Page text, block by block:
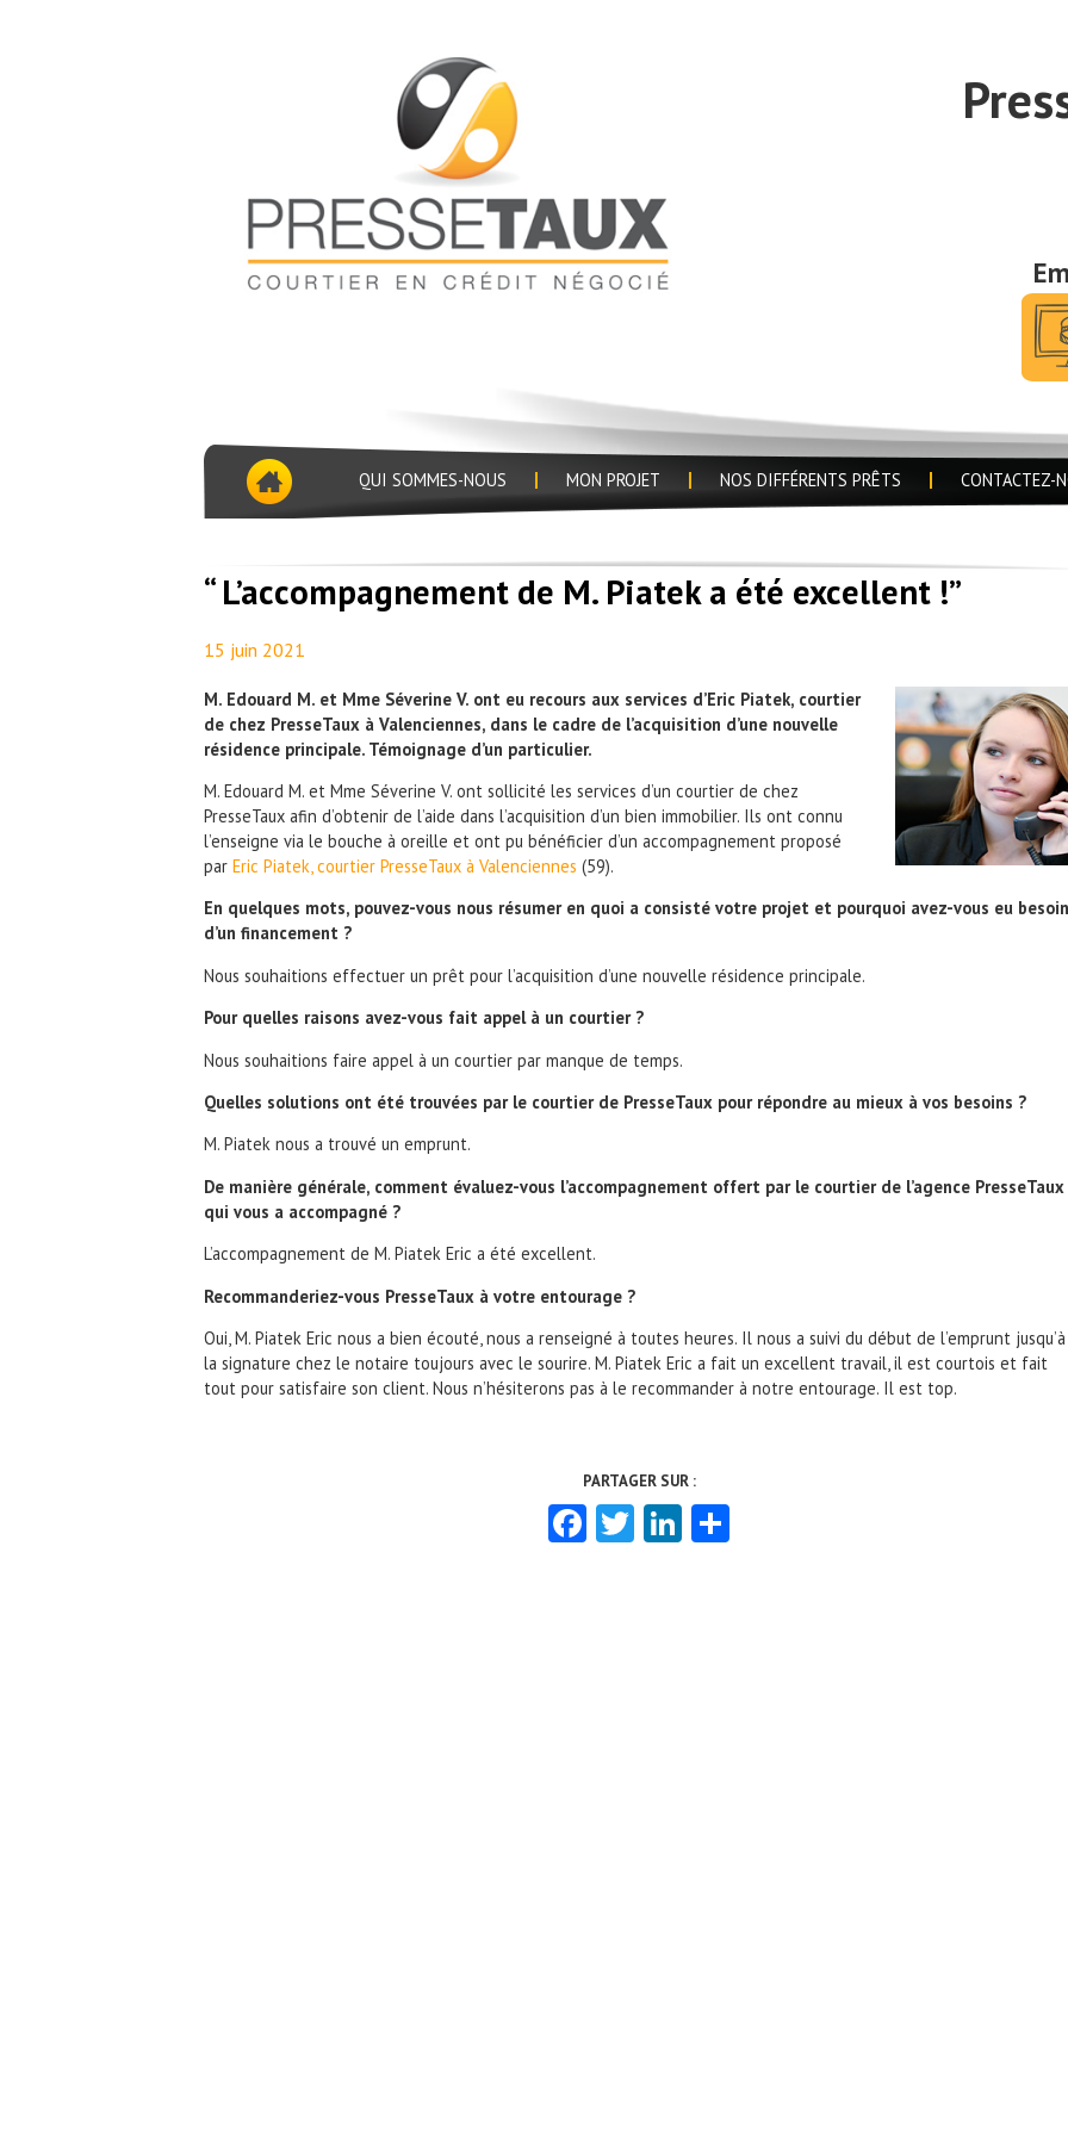
QUI SOMMES-NOUS MON PROJET NOS DIFFÉRENTS PRÊTS CONTACTEZ-
“ L’accompagnement de M. Piatek a été excellent !”
15 juin 2021
M. Edouard M. et Mme Séverine V. ont eu recours aux services d’Eric Piatek, courtier
de chez PresseTaux à Valenciennes, dans le cadre de l’acquisition d’une nouvelle
résidence principale. Témoignage d’un particulier.
M. Edouard M. et Mme Séverine V. ont sollicité les services d’un courtier de chez
PresseTaux afin d’obtenir de l’aide dans l’acquisition d’un bien immobilier. Ils ont connu
l’enseigne via le bouche à oreille et ont pu bénéficier d’un accompagnement proposé
par Eric Piatek, courtier PresseTaux à Valenciennes (59).
En quelques mots, pouvez-vous nous résumer en quoi a consisté votre projet et pourquoi avez-vous eu besoin
d’un financement ?
Nous souhaitions effectuer un prêt pour l’acquisition d’une nouvelle résidence principale.
Pour quelles raisons avez-vous fait appel à un courtier ?
Nous souhaitions faire appel à un courtier par manque de temps.
Quelles solutions ont été trouvées par le courtier de PresseTaux pour répondre au mieux à vos besoins ?
M. Piatek nous a trouvé un emprunt.
De manière générale, comment évaluez-vous l’accompagnement offert par le courtier de l’agence PresseTaux
qui vous a accompagné ?
L’accompagnement de M. Piatek Eric a été excellent.
Recommanderiez-vous PresseTaux à votre entourage ?
Oui, M. Piatek Eric nous a bien écouté, nous a renseigné à toutes heures. Il nous a suivi du début de l’emprunt jusqu’à
la signature chez le notaire toujours avec le sourire. M. Piatek Eric a fait un excellent travail, il est courtois et fait
tout pour satisfaire son client. Nous n’hésiterons pas à le recommander à notre entourage. Il est top.
Facebook
TwitterLinkedIn